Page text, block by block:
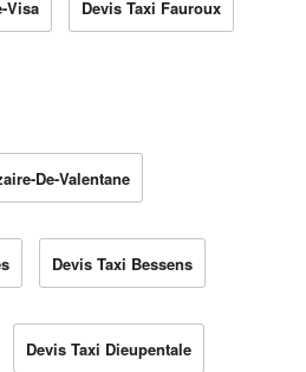
Visa Devis Taxi Fauroux
De-Valentane
Devis Taxi Bessens
Devis Taxi Dieupentale